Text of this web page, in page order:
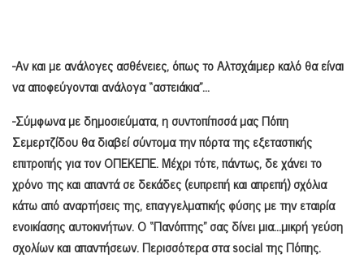
-Αν και με ανάλογες ασθένειες, όπως το Αλτσχάιμερ καλό θα είναι
να αποφεύγονται ανάλογα “αστειάκια”…
-Σύμφωνα με δημοσιεύματα, η συντοπίτισσά μας Πόπη
Σεμερτζίδου θα διαβεί σύντομα την πόρτα της εξεταστικής
επιτροπής για τον ΟΠΕΚΕΠΕ. Μέχρι τότε, πάντως, δε χάνει το
χρόνο της και απαντά σε δεκάδες (ευπρεπή και απρεπή) σχόλια
κάτω από αναρτήσεις της, επαγγελματικής φύσης με την εταιρία
ενοικίασης αυτοκινήτων. Ο “Πανόπτης” σας δίνει μια…μικρή γεύση
σχολίων και απαντήσεων. Περισσότερα σταsocialτης Πόπης.